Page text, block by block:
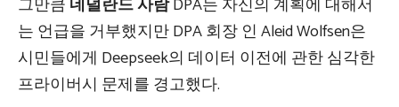
그만큼 네덜란드 사람DPA는 자신의 계획에 대해서
는 언급을 거부했지만 DPA 회장 인 Aleid Wolfsen은
시민들에게 Deepseek의 데이터 이전에 관한 심각한
프라이버시 문제를 경고했다.